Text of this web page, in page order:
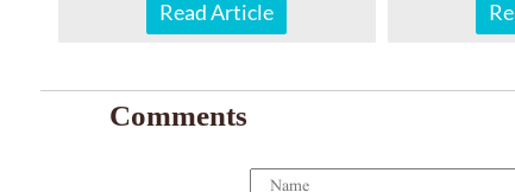
Read Article
Comments